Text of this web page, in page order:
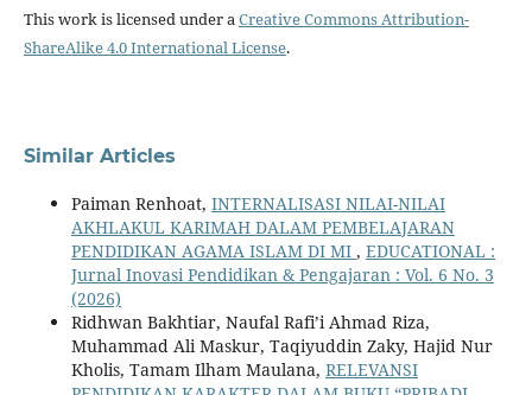
This work is licensed under aCreative Commons Attribution-
ShareAlike 4.0 International License.
Similar Articles
Paiman Renhoat, INTERNALISASI NILAI-NILAI
AKHLAKUL KARIMAH DALAM PEMBELAJARAN
PENDIDIKAN AGAMA ISLAM DI MI , EDUCATIONAL :
Jurnal Inovasi Pendidikan & Pengajaran : Vol. 6 No. 3
(2026)
Ridhwan Bakhtiar, Naufal Rafi’i Ahmad Riza,
Muhammad Ali Maskur, Taqiyuddin Zaky, Hajid Nur
Kholis, Tamam Ilham Maulana, RELEVANSI